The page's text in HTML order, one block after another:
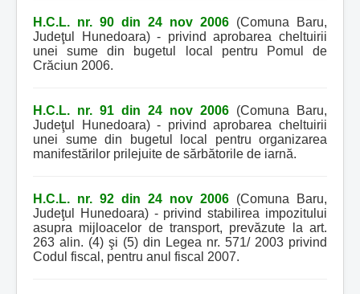
H.C.L. nr. 90 din 24 nov 2006 (Comuna Baru,
Judeţul Hunedoara) - privind aprobarea cheltuirii
unei sume din bugetul local pentru Pomul de
Crăciun 2006.
H.C.L. nr. 91 din 24 nov 2006 (Comuna Baru,
Judeţul Hunedoara) - privind aprobarea cheltuirii
unei sume din bugetul local pentru organizarea
manifestărilor prilejuite de sărbătorile de iarnă.
H.C.L. nr. 92 din 24 nov 2006 (Comuna Baru,
Judeţul Hunedoara) - privind stabilirea impozitului
asupra mijloacelor de transport, prevăzute la art.
263 alin. (4) şi (5) din Legea nr. 571/ 2003 privind
Codul fiscal, pentru anul fiscal 2007.